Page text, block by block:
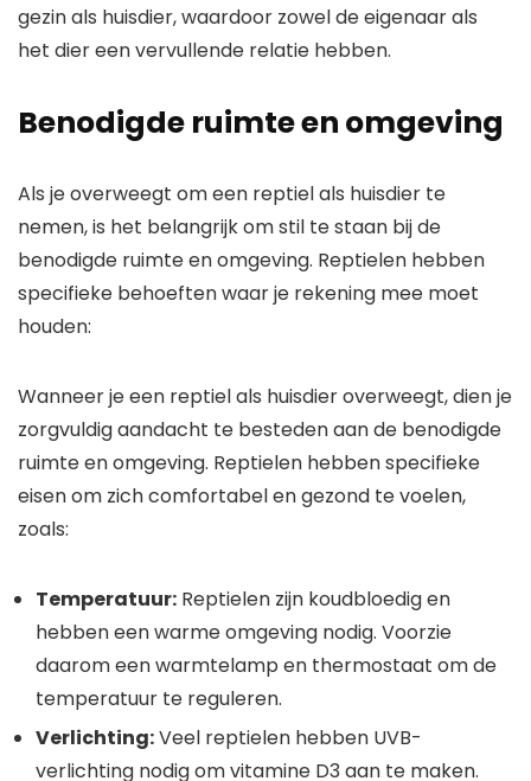
gezin als huisdier, waardoor zowel de eigenaar als
het dier een vervullende relatie hebben.
Benodigde ruimte en omgeving
Als je overweegt om een reptiel als huisdier te
nemen, is het belangrijk om stil te staan bij de
benodigde ruimte en omgeving. Reptielen hebben
specifieke behoeften waar je rekening mee moet
houden:
Wanneer je een reptiel als huisdier overweegt, dien je
zorgvuldig aandacht te besteden aan de benodigde
ruimte en omgeving. Reptielen hebben specifieke
eisen om zich comfortabel en gezond te voelen,
zoals:
Temperatuur: Reptielen zijn koudbloedig en
hebben een warme omgeving nodig. Voorzie
daarom een warmtelamp en thermostaat om de
temperatuur te reguleren.
Verlichting:Veel reptielen hebben UVB-
verlichting nodig om vitamine D3 aan te maken.